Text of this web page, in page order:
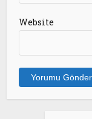
Website